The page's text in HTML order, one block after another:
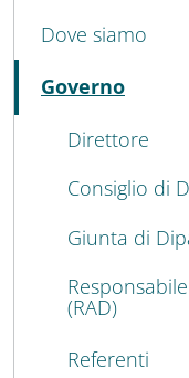
Dove siamo
Governo
Attivo
Direttore
Consiglio di
Giunta di
(RAD)
Referenti